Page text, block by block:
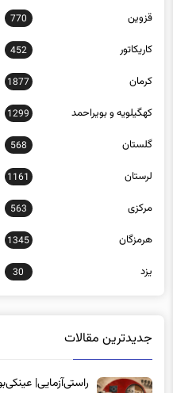
قزوین 770
کاریکاتور 452
کرمان 1877
کهگیلویه و بویراحمد 1299
گلستان 568
لرستان 1161
مرکزی 563
هرمزگان 1345
یزد 30
جدیدترین مقالات
راستی‌آزمایی|